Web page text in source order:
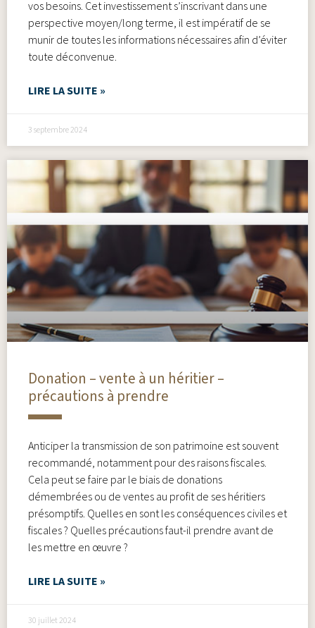
vos besoins. Cet investissement s’inscrivant dans une
perspective moyen/long terme, il est impératif de se
munir de toutes les informations nécessaires afin d’éviter
toute déconvenue.
LIRE LA SUITE »
3 septembre 2024
Donation – vente à un héritier –
précautions à prendre
Anticiper la transmission de son patrimoine est souvent
recommandé, notamment pour des raisons fiscales.
Cela peut se faire par le biais de donations
démembrées ou de ventes au profit de ses héritiers
présomptifs. Quelles en sont les conséquences civiles et
fiscales ? Quelles précautions faut-il prendre avant de
les mettre en œuvre ?
LIRE LA SUITE »
30 juillet 2024